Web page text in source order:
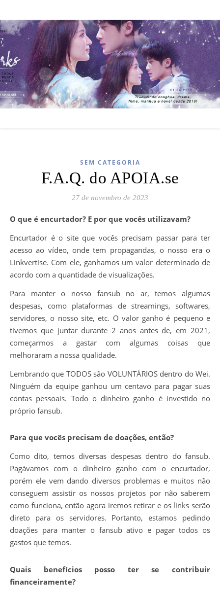
SEM CATEGORIA
F.A.Q. do APOIA.se
27 de novembro de 2023
O que é encurtador? E por que vocês utilizavam?
Encurtador é o site que vocês precisam passar para ter
acesso ao vídeo, onde tem propagandas, o nosso era o
Linkvertise. Com ele, ganhamos um valor determinado de
acordo com a quantidade de visualizações.
Para manter o nosso fansub no ar, temos algumas
despesas, como plataformas de streamings, softwares,
servidores, o nosso site, etc. O valor ganho é pequeno e
tivemos que juntar durante 2 anos antes de, em 2021,
começarmos a gastar com algumas coisas que
melhoraram a nossa qualidade.
Lembrando que TODOS são VOLUNTÁRIOS dentro do Wei.
Ninguém da equipe ganhou um centavo para pagar suas
contas pessoais. Todo o dinheiro ganho é investido no
próprio fansub.
Para que vocês precisam de doações, então?
Como dito, temos diversas despesas dentro do fansub.
Pagávamos com o dinheiro ganho com o encurtador,
porém ele vem dando diversos problemas e muitos não
conseguem assistir os nossos projetos por não saberem
como funciona, então agora iremos retirar e os links serão
direto para os servidores. Portanto, estamos pedindo
doações para manter o fansub ativo e pagar todos os
gastos que temos.
Quais benefícios posso ter se contribuir
financeiramente?